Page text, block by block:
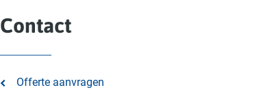
Contact
Offerte aanvragen